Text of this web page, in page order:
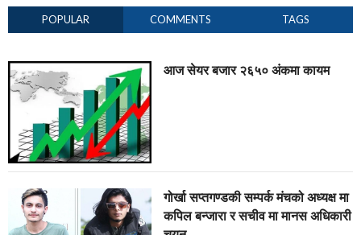
POPULAR COMMENTS TAGS
आज सेयर बजार २६५० अंकमा कायम
गोर्खा सप्तगण्डकी सम्पर्क मंचको अध्यक्ष मा
कपिल बन्जारा र सचीव मा मानस अधिकारी